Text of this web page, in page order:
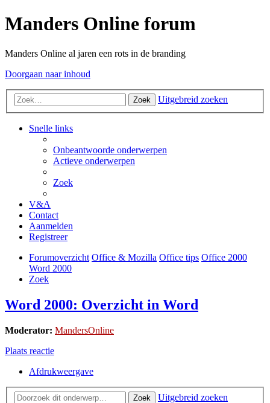
Manders Online forum
Manders Online al jaren een rots in de branding
Doorgaan naar inhoud
Zoek Uitgebreid zoeken
Snelle links
Onbeantwoorde onderwerpen
Actieve onderwerpen
Zoek
V&A
Contact
Aanmelden
Registreer
Forumoverzicht Office & Mozilla Office tips Office 2000
Word 2000
Zoek
Word 2000: Overzicht in Word
Moderator: MandersOnline
Plaats reactie
Afdrukweergave
Zoek
Uitgebreid zoeken